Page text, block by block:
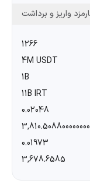
واریز و برداشت
1266
4M USDT
1B
11B IRT
0.02048
0.01973
3,678.6585